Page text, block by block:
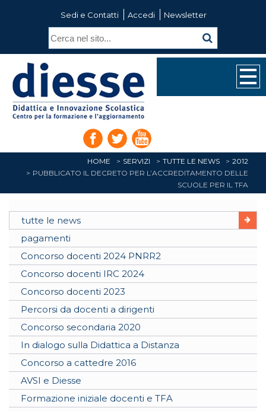
Sedi e Contatti Accedi Newsletter
HOME SERVIZI TUTTE LE NEWS
2012
PUBBLICATO IL DECRETO PER L’ACCREDITAMENTO DELLE
SCUOLE PER IL TFA
tutte le news
pagamenti
Concorso docenti 2024 PNRR2
Concorso docenti IRC 2024
Concorso docenti 2023
Percorsi da docenti a dirigenti
Concorso secondaria 2020
In dialogo sulla Didattica a Distanza
Concorso a cattedre 2016
AVSI e Diesse
Formazione iniziale docenti e TFA